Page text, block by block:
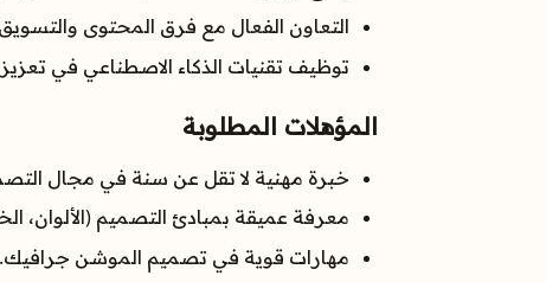
التعاون الفعال مع فرق المحتوى
توظيف تقنيات الذكاء الاصطناعي في
المؤهلات المطلوبة
خبرة مهنية لا تقل عن سنة في مجال
معرفة عميقة بمبادئ التصميم (الألوان،
مهارات قوية في تصميم الموشن جرافيك.